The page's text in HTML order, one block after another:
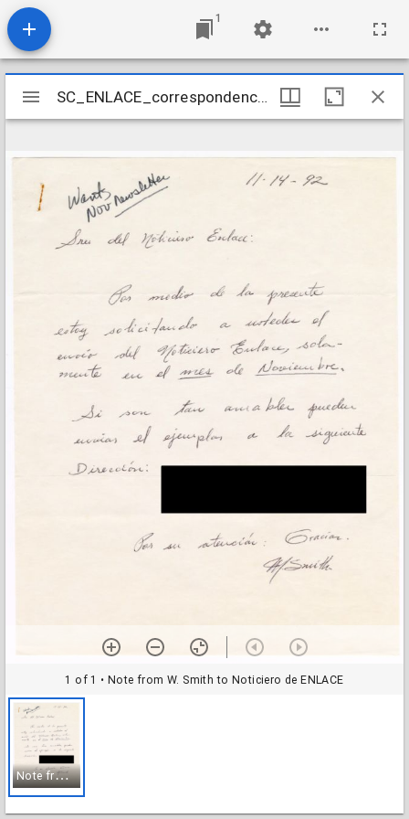
1
Mirador
viewer
SC_ENLACE_correspondence_0133_01_Redacted
1 of 1 • Note from W. Smith to Noticiero de ENLACE
N
ote from W. Smith to Noticiero de ENLACE